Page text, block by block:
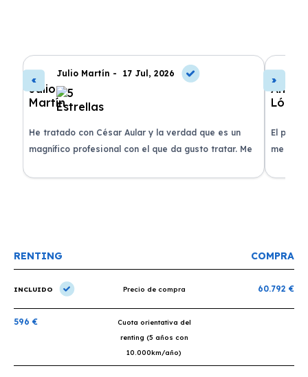
Julio Martín - 17 Jul, 2026
He tratado con César Aular y la verdad que es un
magnífico profesional con el que da gusto tratar. Me
recomiendo un montón, muchas gracias!
El
me
plazo
RENTING COMPRA
INCLUIDO Precio de compra 60.792 €
596 €
Cuota orientativa del
renting (5 años con
10.000km/año)